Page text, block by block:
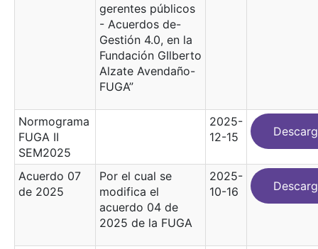
gerentes públicos
- Acuerdos de-
Gestión 4.0, en la
Fundación GIlberto
Alzate Avendaño-
FUGA”
Normograma
FUGA II
SEM2025
2025-
12-15
Acuerdo 07
de 2025
Por el cual se
modifica el
acuerdo 04 de
2025 de la FUGA
2025-
10-16